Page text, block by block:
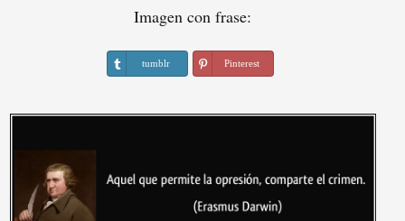
Imagen con frase:
tumblr Pinterest